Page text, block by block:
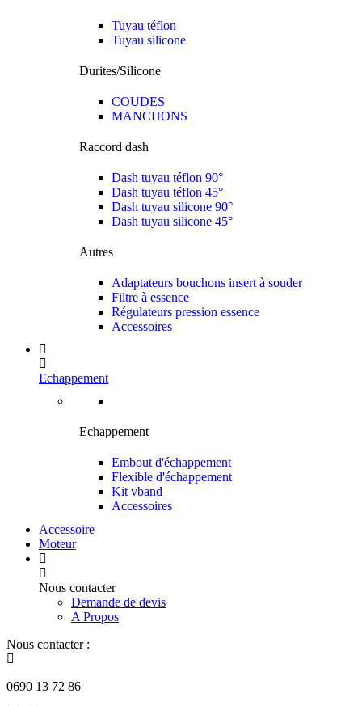
Tuyau téflon
Tuyau silicone
Durites/Silicone
COUDES
MANCHONS
Raccord dash
Dash tuyau téflon 90°
Dash tuyau téflon 45°
Dash tuyau silicone 90°
Dash tuyau silicone 45°
Autres
Adaptateurs bouchons insert à souder
Filtre à essence
Régulateurs pression essence
Accessoires
Echappement
Echappement
Embout d'échappement
Flexible d'échappement
Kit vband
Accessoires
Accessoire
Moteur
Nous contacter
Demande de devis
A Propos
Nous contacter :
0690 13 72 86